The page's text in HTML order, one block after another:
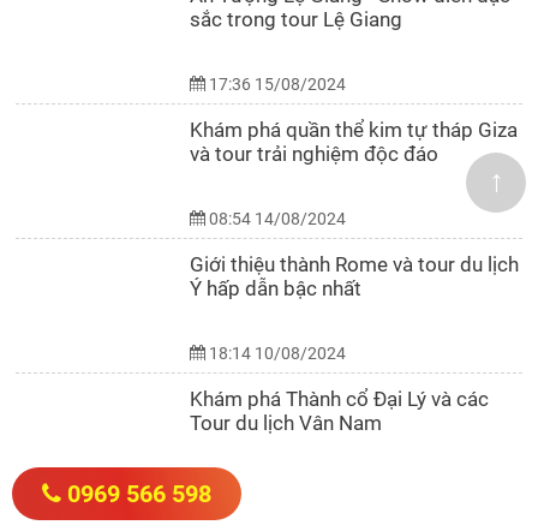
sắc trong tour Lệ Giang
17:36 15/08/2024
Khám phá quần thể kim tự tháp Giza
và tour trải nghiệm độc đáo
08:54 14/08/2024
Giới thiệu thành Rome và tour du lịch
Ý hấp dẫn bậc nhất
18:14 10/08/2024
Khám phá Thành cổ Đại Lý và các
Tour du lịch Vân Nam
18:01 24/07/2024
↑
0969 566 598